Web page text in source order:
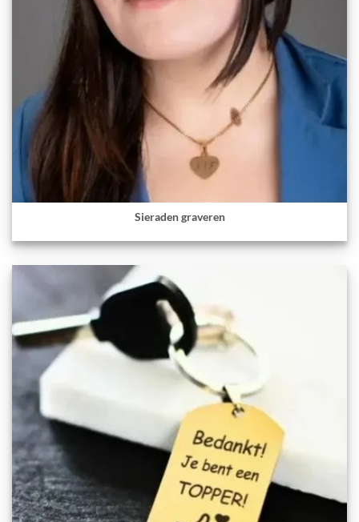
Sieraden graveren